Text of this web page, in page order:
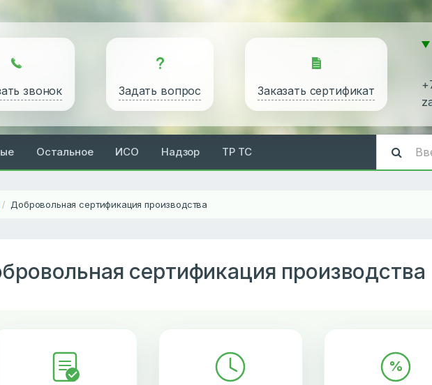
звонок Задать вопрос Заказать сертификат
Остальное ИСО Надзор ТР ТС
/ Добровольная сертификация производства
сертификация производства
%